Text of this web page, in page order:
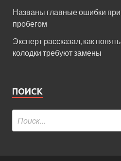
Названы главные ошибки
пробегом
Эксперт рассказал, как
колодки требуют замены
ПОИСК